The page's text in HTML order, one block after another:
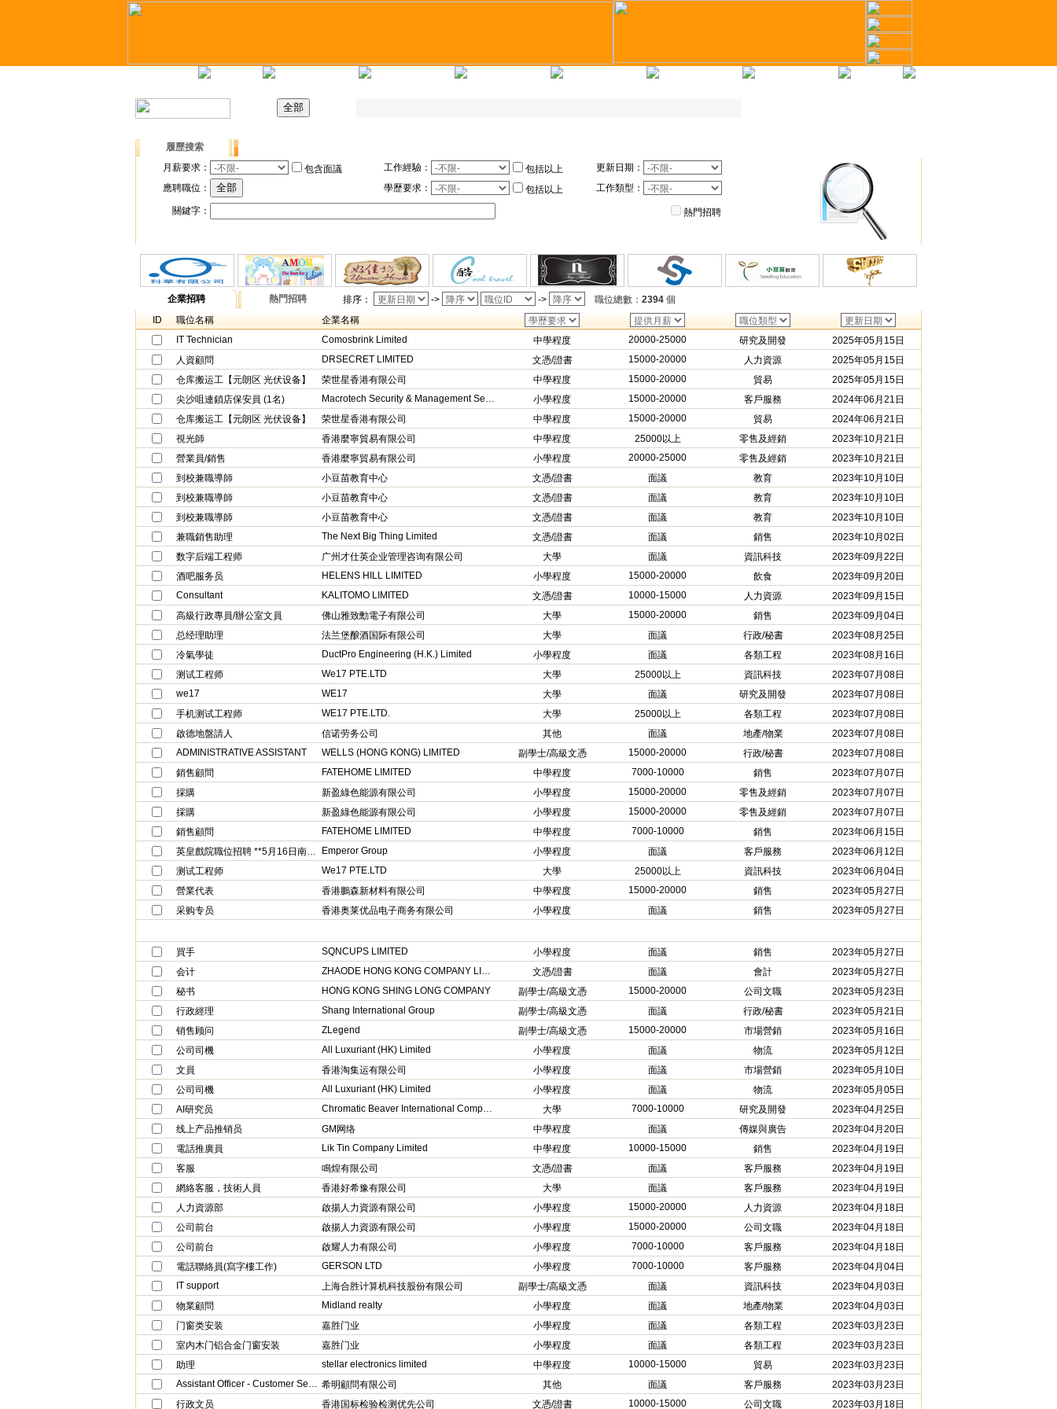
履歷搜索
月薪要求：
包含面議 工作經驗： 包括以上
更新日期：
應聘職位：
學歷要求： 包括以上 工作類型：
關鍵字： 熱門招聘
企業招聘 熱門招聘 排序： -> -> 職位總數： 2394 個
ID
職位名稱
企業名稱
IT Technician
Comosbrink Limited 中學程度 20000-25000 研究及開發
2025年05月15日
人資顧問
DRSECRET LIMITED 文憑/證書 15000-20000 人力資源
2025年05月15日
仓库搬运工【元朗区 光伏设备】
荣世星香港有限公司 中學程度 15000-20000 貿易
2025年05月15日
尖沙咀連鎖店保安員 (1名)
Macrotech Security & Management Services Limited – Hong Kong 小學程度 15000-20000 客戶服務
2024年06月21日
仓库搬运工【元朗区 光伏设备】
荣世星香港有限公司 中學程度 15000-20000 貿易
2024年06月21日
視光師
香港麼寧貿易有限公司 中學程度 25000以上 零售及經銷
2023年10月21日
營業員/銷售
香港麼寧貿易有限公司 小學程度 20000-25000 零售及經銷
2023年10月21日
到校兼職導師
小豆苗教育中心 文憑/證書 面議 教育
2023年10月10日
到校兼職導師
小豆苗教育中心 文憑/證書 面議 教育
2023年10月10日
到校兼職導師
小豆苗教育中心 文憑/證書 面議 教育
2023年10月10日
兼職銷售助理
The Next Big Thing Limited 文憑/證書 面議 銷售
2023年10月02日
数字后端工程师
广州才仕英企业管理咨询有限公司 大學 面議 資訊科技
2023年09月22日
酒吧服务员
HELENS HILL LIMITED 小學程度 15000-20000 飲食
2023年09月20日
Consultant
KALITOMO LIMITED 文憑/證書 10000-15000 人力資源
2023年09月15日
高級行政專員/辦公室文員
佛山雅致勳電子有限公司 大學 15000-20000 銷售
2023年09月04日
总经理助理
法兰堡酿酒国际有限公司 大學 面議 行政/秘書
2023年08月25日
冷氣學徒
DuctPro Engineering (H.K.) Limited 小學程度 面議 各類工程
2023年08月16日
测试工程师
We17 PTE.LTD 大學 25000以上 資訊科技
2023年07月08日
we17
WE17 大學 面議 研究及開發
2023年07月08日
手机测试工程师
WE17 PTE.LTD. 大學 25000以上 各類工程
2023年07月08日
啟德地盤請人
信诺劳务公司 其他 面議 地產/物業
2023年07月08日
ADMINISTRATIVE ASSISTANT
WELLS (HONG KONG) LIMITED 副學士/高級文憑 15000-20000 行政/秘書
2023年07月08日
銷售顧問
FATEHOME LIMITED 中學程度 7000-10000 銷售
2023年07月07日
採購
新盈綠色能源有限公司 小學程度 15000-20000 零售及經銷
2023年07月07日
採購
新盈綠色能源有限公司 小學程度 15000-20000 零售及經銷
2023年07月07日
銷售顧問
FATEHOME LIMITED 中學程度 7000-10000 銷售
2023年06月15日
英皇戲院職位招聘 **5月16日南昌站招聘日
Emperor Group 小學程度 面議 客戶服務
2023年06月12日
测试工程师
We17 PTE.LTD 大學 25000以上 資訊科技
2023年06月04日
營業代表
香港鵬森新材料有限公司 中學程度 15000-20000 銷售
2023年05月27日
采购专员
香港奥莱优品电子商务有限公司 小學程度 面議 銷售 2023年05月27日
買手 SQNCUPS LIMITED 小學程度 面議 銷售
2023年05月27日
会计
ZHAODE HONG KONG COMPANY LIMITED 文憑/證書 面議 會計
2023年05月27日
秘书
HONG KONG SHING LONG COMPANY 副學士/高級文憑 15000-20000 公司文職
2023年05月23日
行政經理
Shang International Group 副學士/高級文憑 面議 行政/秘書
2023年05月21日
销售顾问
ZLegend 副學士/高級文憑 15000-20000 市場營銷
2023年05月16日
公司司機
All Luxuriant (HK) Limited 小學程度 面議 物流
2023年05月12日
文員
香港淘集运有限公司 小學程度 面議 市場營銷
2023年05月10日
公司司機
All Luxuriant (HK) Limited 小學程度 面議 物流
2023年05月05日
AI研究员
Chromatic Beaver International Company 大學 7000-10000 研究及開發
2023年04月25日
线上产品推销员
GM网络 中學程度 面議 傳媒與廣告
2023年04月20日
電話推廣員
Lik Tin Company Limited 中學程度 10000-15000 銷售
2023年04月19日
客服
鳴煌有限公司 文憑/證書 面議 客戶服務
2023年04月19日
網絡客服，技術人員
香港好希豫有限公司 大學 面議 客戶服務
2023年04月19日
人力資源部
啟揚人力資源有限公司 小學程度 15000-20000 人力資源
2023年04月18日
公司前台
啟揚人力資源有限公司 小學程度 15000-20000 公司文職
2023年04月18日
公司前台
啟耀人力有限公司 小學程度 7000-10000 客戶服務
2023年04月18日
電話聯絡員(寫字樓工作)
GERSON LTD 小學程度 7000-10000 客戶服務
2023年04月04日
IT support
上海合胜计算机科技股份有限公司 副學士/高級文憑 面議 資訊科技
2023年04月03日
物業顧問
Midland realty 小學程度 面議 地產/物業
2023年04月03日
门窗类安装
嘉胜门业 小學程度 面議 各類工程
2023年03月23日
室内木门铝合金门窗安装
嘉胜门业 小學程度 面議 各類工程
2023年03月23日
助理
stellar electronics limited 中學程度 10000-15000 貿易
2023年03月23日
Assistant Officer - Customer Services 希明顧問有限公司 其他 面議 客戶服務
2023年03月23日
行政文员
香港国标检验检测优先公司 文憑/證書 10000-15000 公司文職 2023年03月18日